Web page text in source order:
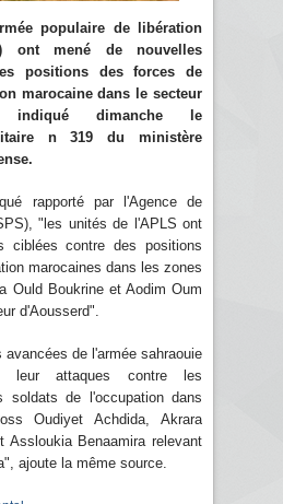
populaire de libération
ont mené de nouvelles
positions des forces de
marocaine dans le secteur
indiqué dimanche le
n 319 du ministère
rapporté par l'Agence de
"les unités de l'APLS ont
ciblées contre des positions
marocaines dans les zones
Ould Boukrine et Aodim Oum
d'Aousserd".
de l'armée sahraouie
leur attaques contre les
soldats de l'occupation dans
Oudiyet Achdida, Akrara
Assloukia Benaamira relevant
ajoute la même source.